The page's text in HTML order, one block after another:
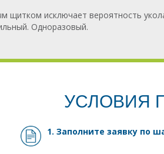
щитком исключает вероятность
Одноразовый.
УСЛОВИЯ
1. Заполните заявку по